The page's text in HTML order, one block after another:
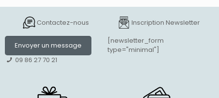
Contactez-nous
Envoyer un message
09 86 27 70 21
Inscription Newsletter
[newsletter_form
type="minimal"]